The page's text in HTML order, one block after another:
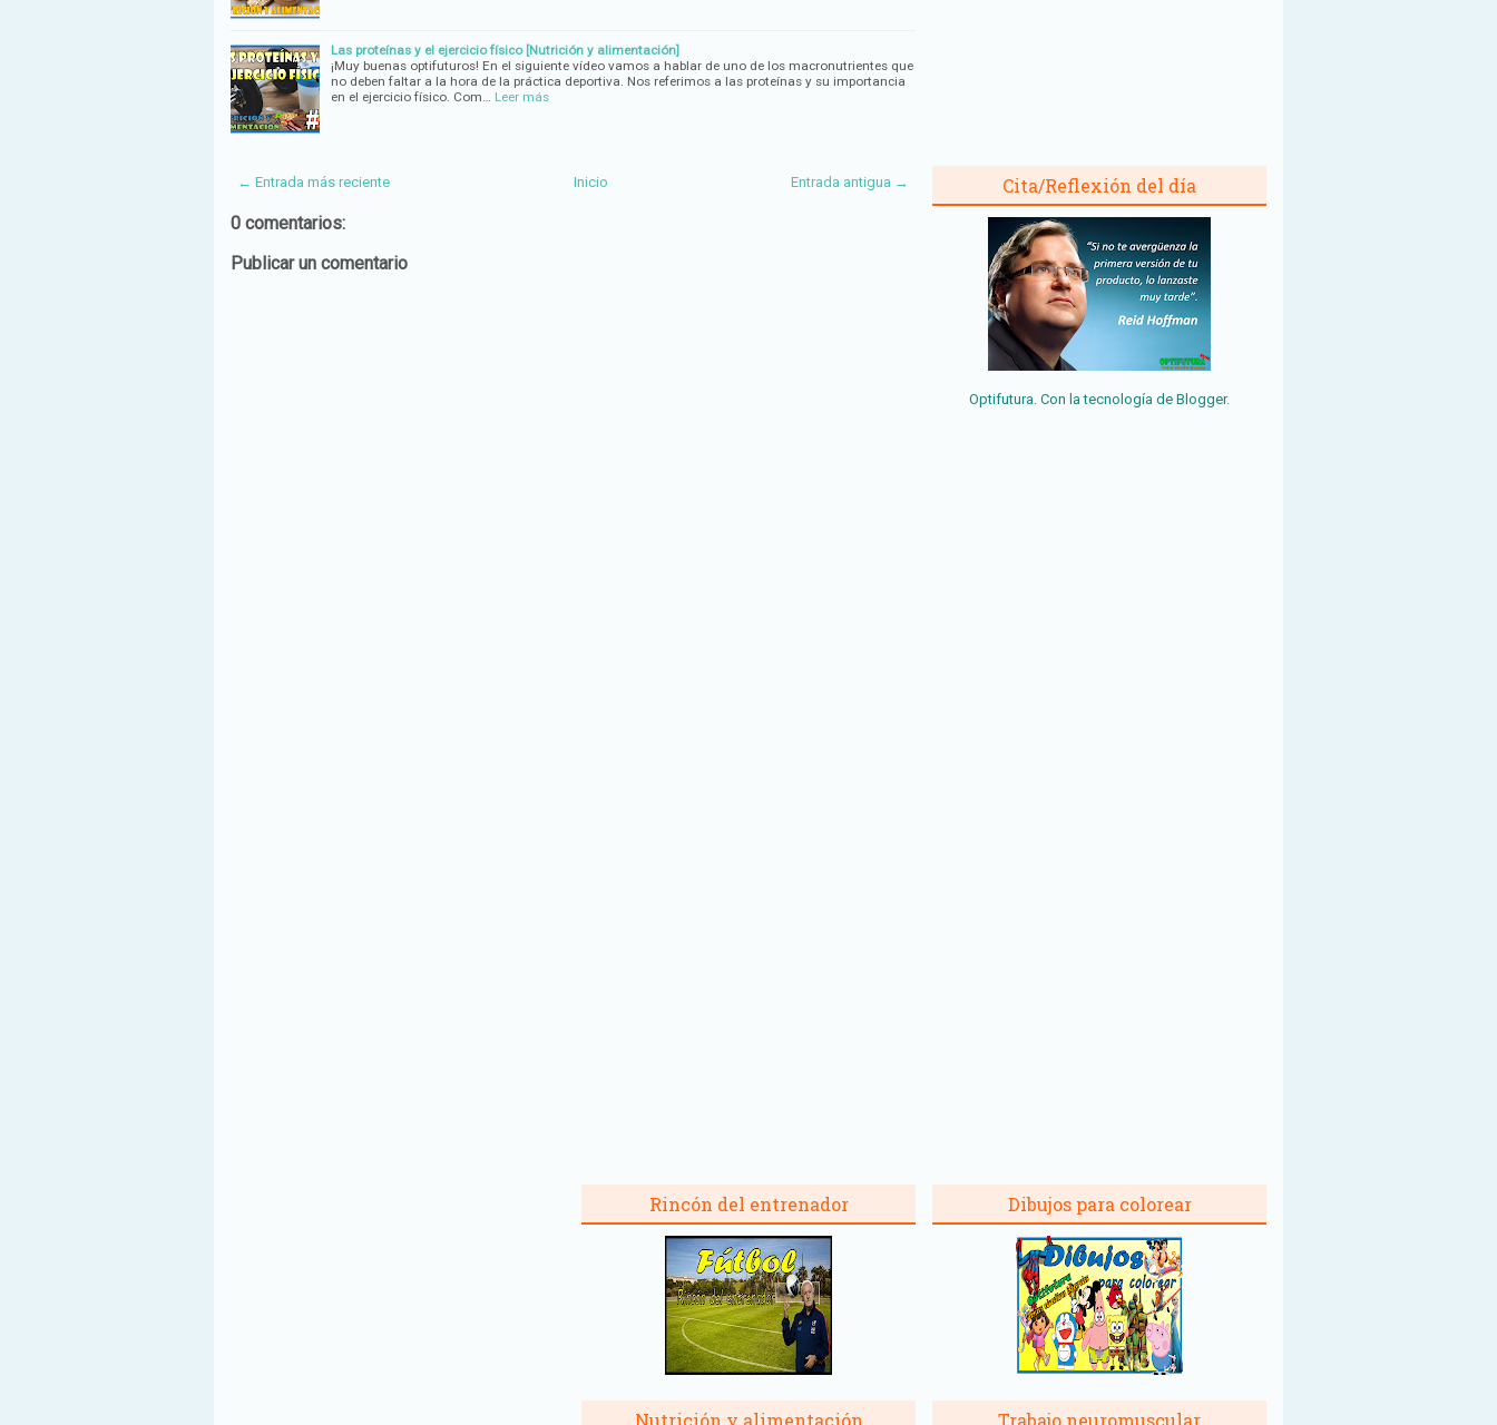
Las proteínas y el ejercicio físico [Nutrición y alimentación]
¡Muy buenas optifuturos! En el siguiente vídeo vamos a hablar de uno de los macronutrientes que
no deben faltar a la hora de la práctica deportiva. Nos referimos a las proteínas y su importancia
en el ejercicio físico. Com… Leer más
← Entrada más reciente Entrada antigua →
Inicio
0 comentarios:
Publicar un comentario
Cita/Reflexión del día
Optifutura. Con la tecnología de Blogger.
Rincón del entrenador
Nutrición y alimentación
Dibujos para colorear
Trabajo neuromuscular